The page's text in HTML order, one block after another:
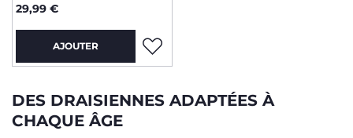
29,99 €
AJOUTER
DES DRAISIENNES ADAPTÉES À
CHAQUE ÂGE